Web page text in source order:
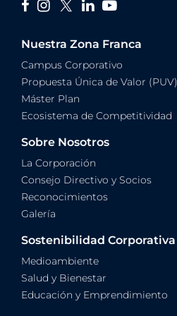
Nuestra Zona Franca
Campus Corporativo
Propuesta Única de Valor (PUV)
Máster Plan
Ecosistema de Competitividad
Sobre Nosotros
La Corporación
Consejo Directivo y Socios
Reconocimientos
Galería
Sostenibilidad Corporativa
Medioambiente
Salud y Bienestar
Educación y Emprendimiento